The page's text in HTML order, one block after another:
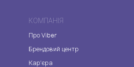
КОМПАНІЯ
Про Viber
Брендовий центр
Кар'єра